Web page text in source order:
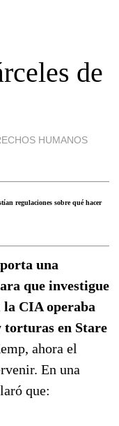
de
HUMANOS
regulaciones sobre qué hacer
una
que investigue
la CIA operaba
torturas en Stare
ahora el
En una
que: